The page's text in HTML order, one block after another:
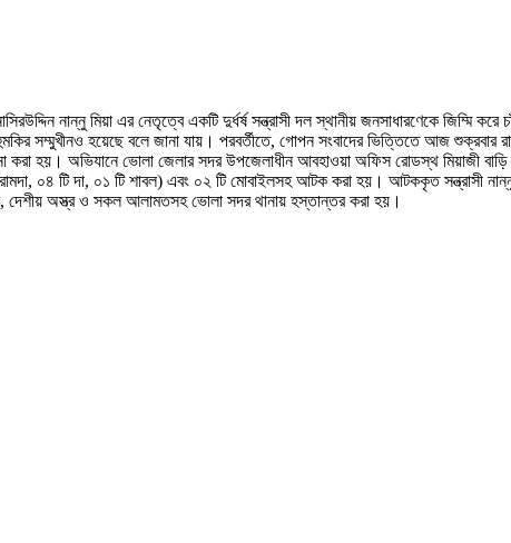
নান্নু মিয়া এর নেতৃত্বে একটি দুর্ধর্ষ সন্ত্রাসী দল স্থানীয় জনসাধারণেকে জিম্মি করে
সম্মুখীনও হয়েছে বলে জানা যায়। পরবর্তীতে, গোপন সংবাদের ভিত্তিতে আজ
করা হয়। অভিযানে ভোলা জেলার সদর উপজেলাধীন আবহাওয়া অফিস রোডস্থ মিয়াজী
০৪ টি দা, ০১ টি শাবল) এবং ০২ টি মোবাইলসহ আটক করা হয়। আটককৃত সন্ত্রাসী
দেশীয় অস্ত্র ও সকল আলামতসহ ভোলা সদর থানায় হস্তান্তর করা হয়।